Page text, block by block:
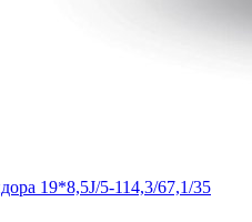
19*8,5J/5-114,3/67,1/35